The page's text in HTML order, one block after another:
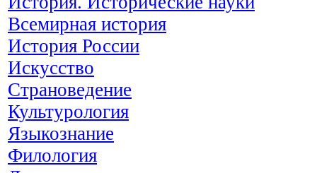
Всемирная история
История России
Искусство
Страноведение
Культурология
Языкознание
Филология